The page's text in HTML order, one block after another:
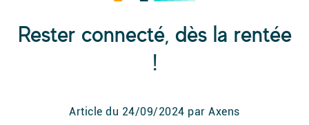
Rester connecté, dès la rentée
!
Article du 24/09/2024 par Axens